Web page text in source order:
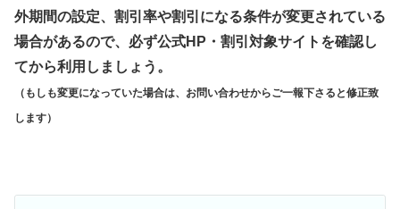
外期間の設定、割引率や割引になる条件が変更されている
場合があるので、必ず公式HP・割引対象サイトを確認し
てから利用しましょう。
（もしも変更になっていた場合は、お問い合わせからご一報下さると修正致
します）